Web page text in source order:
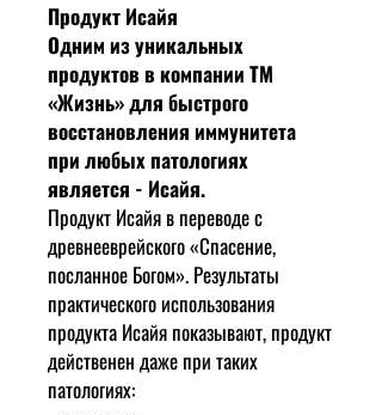
Продукт Исайя
Одним из уникальных
продуктов в компании ТМ
«Жизнь» для быстрого
восстановления иммунитета
при любых патологиях
является - Исайя.
Продукт Исайя в переводе с
древнееврейского «Спасение,
посланное Богом». Результаты
практического использования
продукта Исайя показывают, продукт
действенен даже при таких
патологиях: